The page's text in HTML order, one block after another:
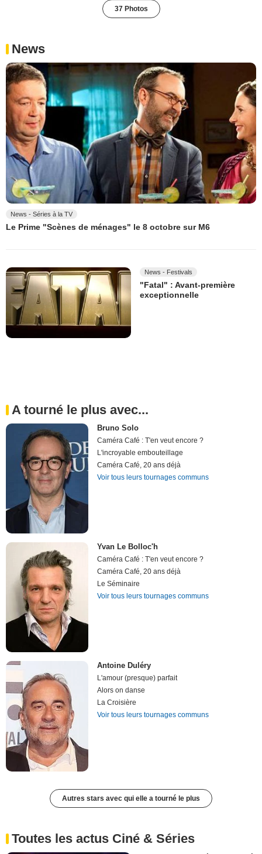
37 Photos
News
News - Séries à la TV
Le Prime "Scènes de ménages" le 8 octobre sur M6
News - Festivals
"Fatal" : Avant-première
exceptionnelle
A tourné le plus avec...
Bruno Solo
Caméra Café : T'en veut encore ?
L'incroyable embouteillage
Caméra Café, 20 ans déjà
Voir tous leurs tournages communs
Yvan Le Bolloc'h
Caméra Café : T'en veut encore ?
Caméra Café, 20 ans déjà
Le Séminaire
Voir tous leurs tournages communs
Antoine Duléry
L'amour (presque) parfait
Alors on danse
La Croisière
Voir tous leurs tournages communs
Autres stars avec qui elle a tourné le plus
Toutes les actus Ciné & Séries